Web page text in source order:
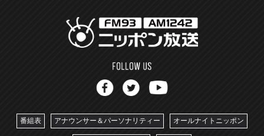
番組表 アナウンサー＆パーソナリティー オールナイトニッポン